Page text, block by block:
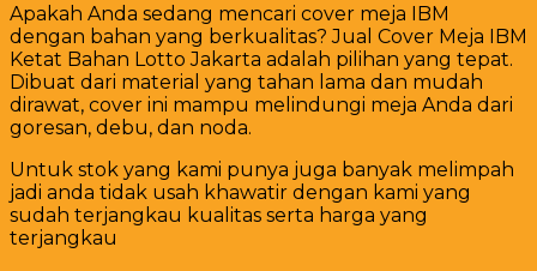
Apakah Anda sedang mencari cover meja IBM
dengan bahan yang berkualitas? Jual Cover Meja IBM
Ketat Bahan Lotto Jakarta adalah pilihan yang tepat.
Dibuat dari material yang tahan lama dan mudah
dirawat, cover ini mampu melindungi meja Anda dari
goresan, debu, dan noda.
Untuk stok yang kami punya juga banyak melimpah
jadi anda tidak usah khawatir dengan kami yang
sudah terjangkau kualitas serta harga yang
terjangkau